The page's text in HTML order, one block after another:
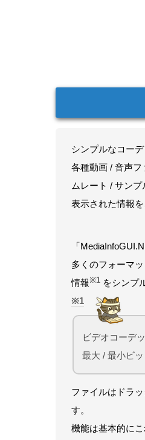
シンプルなコーデ
各種動画 / 音声フ
ムレート / サン
表示された情報
「
多くのフォーマ
情報※1 をシンプ
1
ビデオコーデ
最大 / 最小ビッ
ファイルはドラ
す。
機能は基本的に